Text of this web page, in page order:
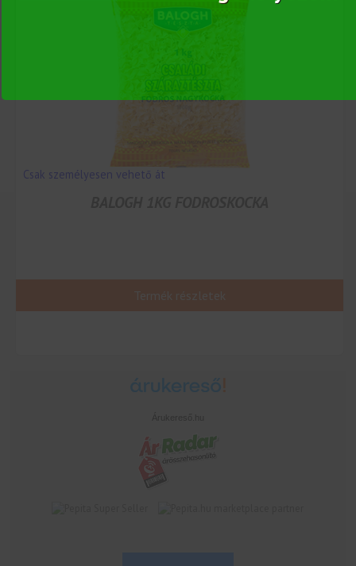
Csak személyesen vehető át
Termék részletek